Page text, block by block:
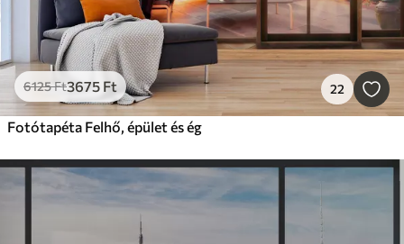
6125Ft3675 Ft 22
Fotótapéta Felhő, épület és ég